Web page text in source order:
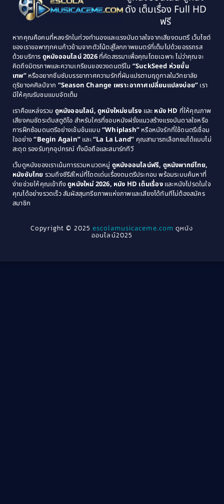
Classic หนังคลาสสิก(21)
Classic หนังคลาสสิก(25)
Comedy ตลก(46)
Comedy ตลก(515)
Coming of Age ก้าวพ้นวัย(1)
Coming-of-Age(3)
Community(1)
Crime อาชญากรรม(78)
Cult Film(4)
1993
1992
1989
1988
1987
1986
1985
1984
1983
1982
1979
1978
1976
1975
1974
1971
1970
1969
1968
1964
1963
1940
ดัง เต็มเรื่อง Full HD
ฟรี
หากคุณคือคนที่หลงรักในท่วงทำนองและแรงบันดาลใจจากเสียงดนตรี เว็บไซต์
ของเราขอพาทุกคนก้าวข้ามจากตัวโน้ตสู่โลกภาพยนตร์ที่เต็มไปด้วยอรรถรส
ด้วยบริการ ดูหนังออนไลน์ 2026ที่คัดสรรมาเพื่อคุณโดยเฉพาะ ไม่ว่าคุณจะ
คิดถึงมิตรภาพและความเกรียนของวงดนตรีใน “SuckSeed ห่วยขั้น
เทพ”หรืออยากซึมซับบรรยากาศความรักที่ผันแปรตามฤดูกาลในวิทยาลัย
ดุริยางคศิลป์จาก “Season Change เพราะอากาศเปลี่ยนแปลงบ่อย” เรา
มีให้คุณรับชมแบบจัดเต็ม
เราคือแหล่งรวม ดูหนังออนไลน์, ดูหนังใหม่ชนโรง และ หนัง HD ที่ให้คุณภาพ
เสียงคมชัดระดับสตูดิโอ สำหรับใครที่ชอบหนังฝรั่งแนวสร้างแรงบันดาลใจหรือ
การฝึกซ้อมดนตรีอย่างเข้มข้นแบบ “Whiplash” หรือหนังรักที่ใช้ดนตรีเชื่อม
ใจอย่าง“Begin Again” และ“La La Land” คุณสามารถเลือกชมได้แบบไม่
สะดุด รองรับทุกอุปกรณ์ ทั้งมือถือและสมาร์ททีวี
เว็บดูหนังของเราเน้นการรวมหมวดหมู่ ดูหนังออนไลน์ฟรี, ดูหนังพากย์ไทย,
หนังซับไทย รวมถึงซีรีส์ใหม่ที่โดดเด่นเรื่องดนตรีประกอบ พร้อมระบบค้นหาที่
ง่ายช่วยให้คุณเข้าถึงดูหนังใหม่ 2026, หนัง HD เต็มเรื่องและหนังโปรดในใจ
คุณได้อย่างรวดเร็ว สัมผัสสุนทรียภาพแห่งภาพและเสียงได้ทันทีไม่ต้องสมัคร
สมาชิก
Copyright © 2025escolamusicaceme.com ดูหนัง
ออนไลน์2025